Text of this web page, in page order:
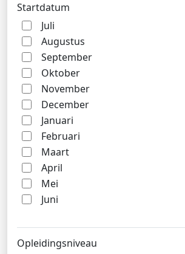
Startdatum
Juli
Augustus
September
Oktober
November
December
Januari
Februari
Maart
April
Mei
Juni
Opleidingsniveau